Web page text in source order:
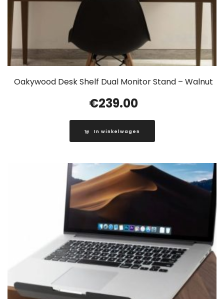
Oakywood Desk Shelf Dual Monitor Stand – Walnut
€239.00
In winkelwagen